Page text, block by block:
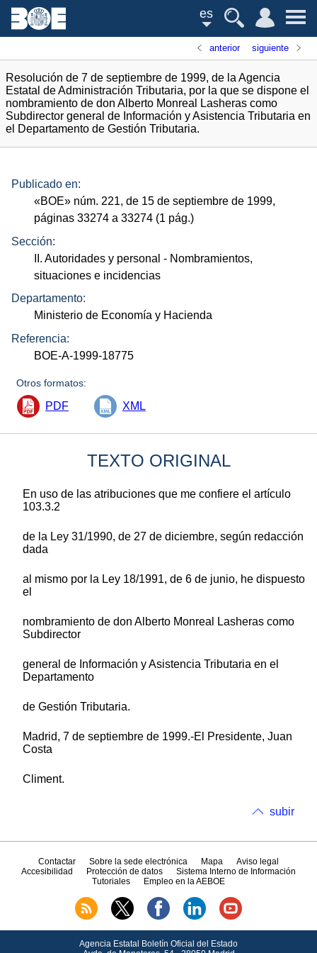
es
anterior siguiente
Resolución de 7 de septiembre de 1999, de la Agencia
Estatal de Administración Tributaria, por la que se dispone el
nombramiento de don Alberto Monreal Lasheras como
Subdirector general de Información y Asistencia Tributaria en
el Departamento de Gestión Tributaria.
Publicado en:
«BOE» núm. 221, de 15 de septiembre de 1999,
páginas 33274 a 33274 (1 pág.)
Sección:
II. Autoridades y personal - Nombramientos,
situaciones e incidencias
Departamento:
Ministerio de Economía y Hacienda
Referencia:
BOE-A-1999-18775
Otros formatos:
PDF XML
TEXTO ORIGINAL
En uso de las atribuciones que me confiere el artículo
103.3.2
de la Ley 31/1990, de 27 de diciembre, según redacción
dada
al mismo por la Ley 18/1991, de 6 de junio, he dispuesto
el
nombramiento de don Alberto Monreal Lasheras como
Subdirector
general de Información y Asistencia Tributaria en el
Departamento
de Gestión Tributaria.
Madrid, 7 de septiembre de 1999.-El Presidente, Juan
Costa
Climent.
subir
Contactar Sobre la sede electrónica Mapa
Aviso legal
Accesibilidad
Protección de datos
Sistema Interno de Información
Tutoriales
Empleo en la AEBOE
Agencia Estatal Boletín Oficial del Estado